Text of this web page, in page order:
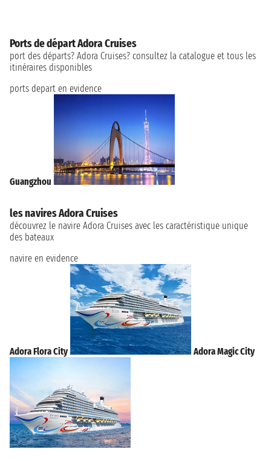
Ports de départ Adora Cruises
port des départs? Adora Cruises? consultez la catalogue et tous les
itinéraires disponibles
ports depart en evidence
Guangzhou
les navires Adora Cruises
découvrez le navire Adora Cruises avec les caractéristique unique
des bateaux
navire en evidence
Adora Flora City Adora Magic City